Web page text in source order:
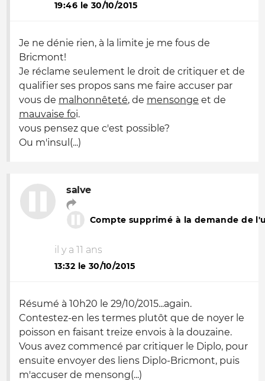
19:46 le 30/10/2015
Je ne dénie rien, à la limite je me fous de
Bricmont!
Je réclame seulement le droit de critiquer et de
qualifier ses propos sans me faire accuser par
vous de malhonnêteté, de mensonge et de
mauvaise foi.
vous pensez que c'est possible?
Ou m'insul(...)
salve
Compte supprimé à la demande de
il y a 11 ans
13:32 le 30/10/2015
Résumé à 10h20 le 29/10/2015...again.
Contestez-en les termes plutôt que de noyer le
poisson en faisant treize envois à la douzaine.
Vous avez commencé par critiquer le Diplo, pour
ensuite envoyer des liens Diplo-Bricmont, puis
m'accuser de mensong(...)